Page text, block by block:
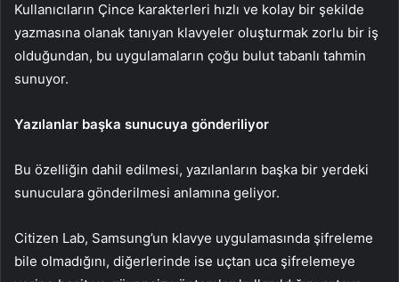
Kullanıcıların Çince karakterleri hızlı ve kolay bir şekilde
yazmasına olanak tanıyan klavyeler oluşturmak zorlu bir iş
olduğundan, bu uygulamaların çoğu bulut tabanlı tahmin
sunuyor.
Yazılanlar başka sunucuya gönderiliyor
Bu özelliğin dahil edilmesi, yazılanların başka bir yerdeki
sunuculara gönderilmesi anlamına geliyor.
Citizen Lab, Samsung’un klavye uygulamasında şifreleme
bile olmadığını, diğerlerinde ise uçtan uca şifrelemeye